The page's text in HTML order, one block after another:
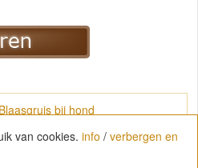
Blaasgruis bij hond
van cookies. info / verbergen en